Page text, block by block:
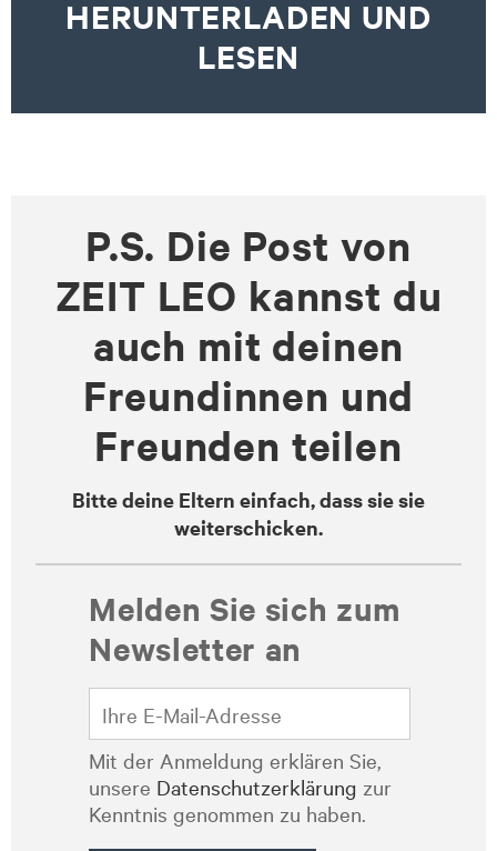
HERUNTERLADEN UND
LESEN
P.S. Die Post von
ZEIT LEO kannst du
auch mit deinen
Freundinnen und
Freunden teilen
Bitte deine Eltern einfach, dass sie sie
weiterschicken.
Melden Sie sich zum
Newsletter an
Mit der Anmeldung erklären Sie,
unsere Datenschutzerklärung zur
Kenntnis genommen zu haben.